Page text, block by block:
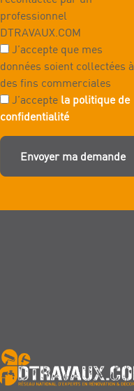
professionnel
DTRAVAUX.COM
J’accepte que mes
données soient collectées à
des fins commerciales
J’accepte la politique de
confidentialité
Envoyer ma demande